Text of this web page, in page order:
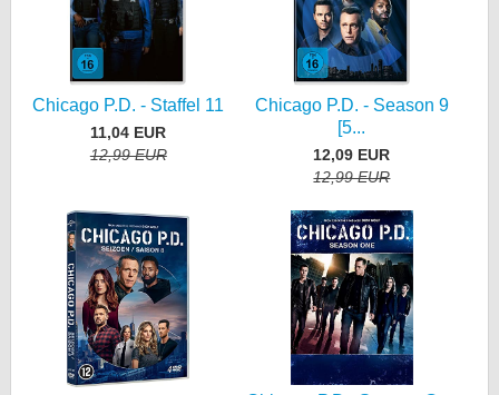
Chicago P.D. - Staffel 11
11,04 EUR
12,99 EUR
Chicago P.D. - Season 9
[5...
12,09 EUR
12,99 EUR